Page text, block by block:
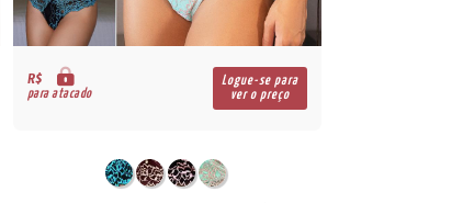
R$
para atacado
Logue-se para
ver o preço